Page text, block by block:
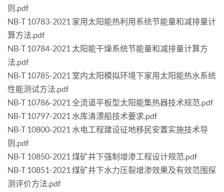
则.pdf
NB-T 10783-2021 家用太阳能热利用系统节能量和减排量计
算方法.pdf
NB-T 10784-2021 太阳能干燥系统节能量和减排量计算方
法.pdf
NB-T 10785-2021 室内太阳模拟环境下家用太阳能热水系统
性能测试方法.pdf
NB-T 10786-2021 全流道平板型太阳能集热器技术规范.pdf
NB-T 10797-2021 水库清漂船技术要求.pdf
NB-T 10800-2021 水电工程建设征地移民安置实施技术导
则.pdf
NB-T 10850-2021 煤矿井下强制增渗工程设计规范.pdf
NB-T 10851-2021 煤矿井下水力压裂增渗效果及有效范围探
测评价方法.pdf